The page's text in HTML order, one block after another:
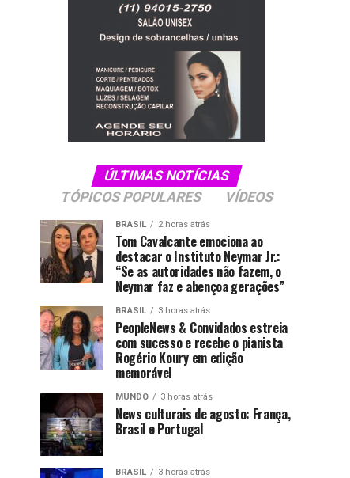
ÚLTIMAS NOTÍCIAS
TÓPICOS POPULARES
VÍDEOS
BRASIL 2 horas atrás
Tom Cavalcante emociona ao
destacar o Instituto Neymar Jr.:
“Se as autoridades não fazem, o
Neymar faz e abençoa gerações”
BRASIL 3 horas atrás
PeopleNews & Convidados estreia
com sucesso e recebe o pianista
Rogério Koury em edição
memorável
MUNDO 3 horas atrás
News culturais de agosto: França,
Brasil e Portugal
BRASIL 3 horas atrás